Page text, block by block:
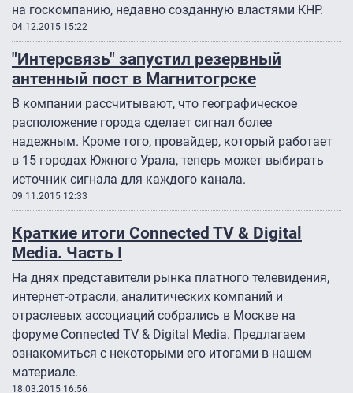
на госкомпанию, недавно созданную властями КНР.
04.12.2015 15:22
"Интерсвязь" запустил резервный
антенный пост в Магнитогрске
В компании рассчитывают, что географическое
расположение города сделает сигнал более
надежным. Кроме того, провайдер, который работает
в 15 городах Южного Урала, теперь может выбирать
источник сигнала для каждого канала.
09.11.2015 12:33
Краткие итоги Connected TV & Digital
Media. Часть I
На днях представители рынка платного телевидения,
интернет-отрасли, аналитических компаний и
отраслевых ассоциаций собрались в Москве на
форуме Connected TV & Digital Media. Предлагаем
ознакомиться с некоторыми его итогами в нашем
материале.
18.03.2015 16:56